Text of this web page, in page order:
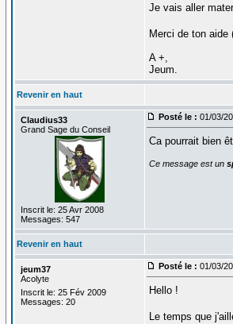
Je vais aller
Merci de ton aide
A +,
Jeum.
Revenir en haut
Claudius33
Grand Sage du Conseil
Inscrit le: 25 Avr 2008
Messages: 547
Posté le : 01/03/
Ca pourrait bien
Ce message est un
Revenir en haut
jeum37
Acolyte
Inscrit le: 25 Fév 2009
Messages: 20
Posté le : 01/03/
Hello !
Le temps que